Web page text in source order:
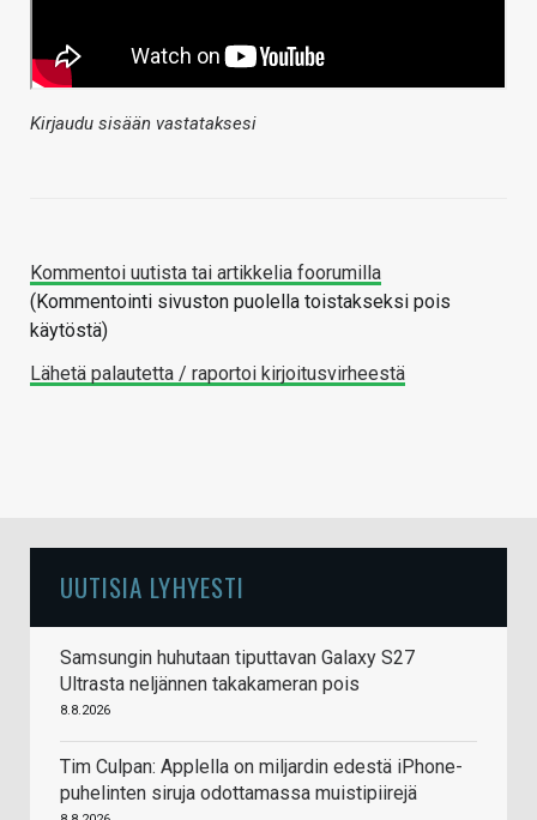
Kirjaudu sisään vastataksesi
Kommentoi uutista tai artikkelia foorumilla
(Kommentointi sivuston puolella toistakseksi pois
käytöstä)
Lähetä palautetta / raportoi kirjoitusvirheestä
UUTISIA LYHYESTI
Samsungin huhutaan tiputtavan Galaxy S27
Ultrasta neljännen takakameran pois
8.8.2026
Tim Culpan: Applella on miljardin edestä iPhone-
puhelinten siruja odottamassa muistipiirejä